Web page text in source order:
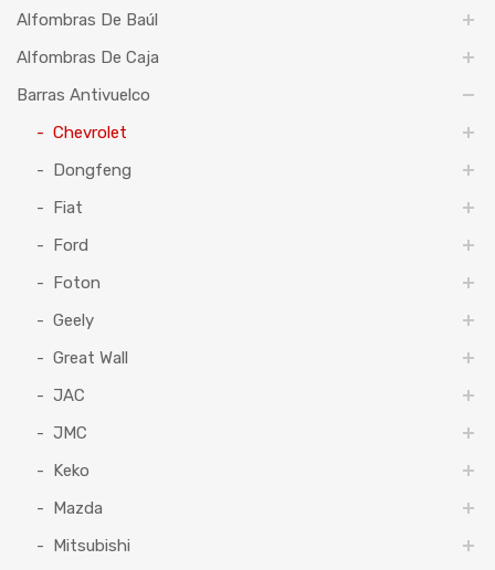
Alfombras De Baúl
Alfombras De Caja
Barras Antivuelco
Chevrolet
Dongfeng
Fiat
Ford
Foton
Geely
Great Wall
JAC
JMC
Keko
Mazda
Mitsubishi